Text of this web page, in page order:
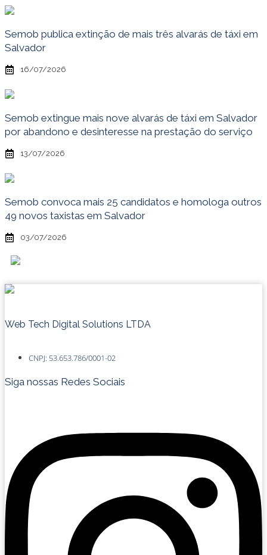
Semob publica extinção de mais três alvarás de táxi em
Salvador
16/07/2026
Semob extingue mais nove alvarás de táxi em Salvador
por abandono e desinteresse na prestação do serviço
13/07/2026
Semob convoca mais 25 candidatos e homologa outros
49 novos taxistas em Salvador
03/07/2026
Web Tech Digital Solutions LTDA
CNPJ: 53.653.786/0001-02
Siga nossas Redes Sociais